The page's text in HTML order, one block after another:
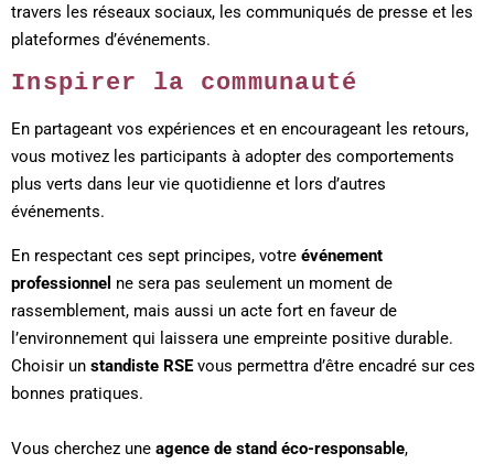
travers les réseaux sociaux, les communiqués de presse et les
plateformes d’événements.
Inspirer la communauté
En partageant vos expériences et en encourageant les retours,
vous motivez les participants à adopter des comportements
plus verts dans leur vie quotidienne et lors d’autres
événements.
En respectant ces sept principes, votre événement
professionnel ne sera pas seulement un moment de
rassemblement, mais aussi un acte fort en faveur de
l’environnement qui laissera une empreinte positive durable.
Choisir un standiste RSEvous permettra d’être encadré sur ces
bonnes pratiques.
Vous cherchez une agence de stand éco-responsable,